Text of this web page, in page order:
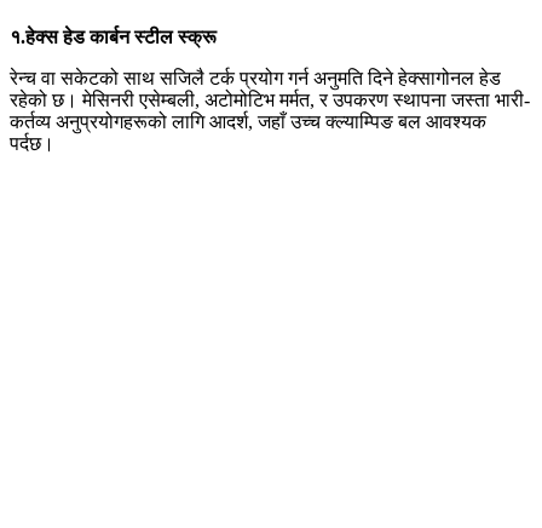
१.हेक्स हेड कार्बन स्टील स्क्रू
रेन्च वा सकेटको साथ सजिलै टर्क प्रयोग गर्न अनुमति दिने हेक्सागोनल हेड
रहेको छ। मेसिनरी एसेम्बली, अटोमोटिभ मर्मत, र उपकरण स्थापना जस्ता भारी-
कर्तव्य अनुप्रयोगहरूको लागि आदर्श, जहाँ उच्च क्ल्याम्पिङ बल आवश्यक
पर्दछ।